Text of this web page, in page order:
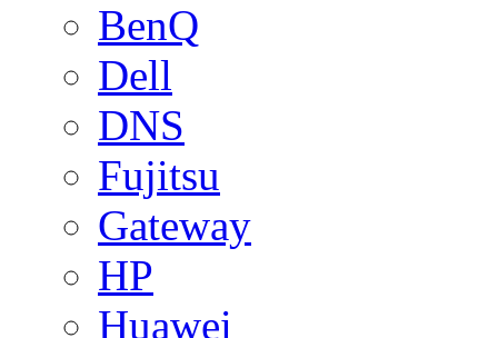
BenQ
Dell
DNS
Fujitsu
Gateway
HP
Huawei